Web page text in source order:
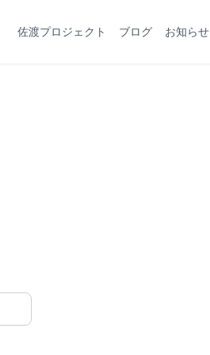
佐渡プロジェクト ブログ お知らせ